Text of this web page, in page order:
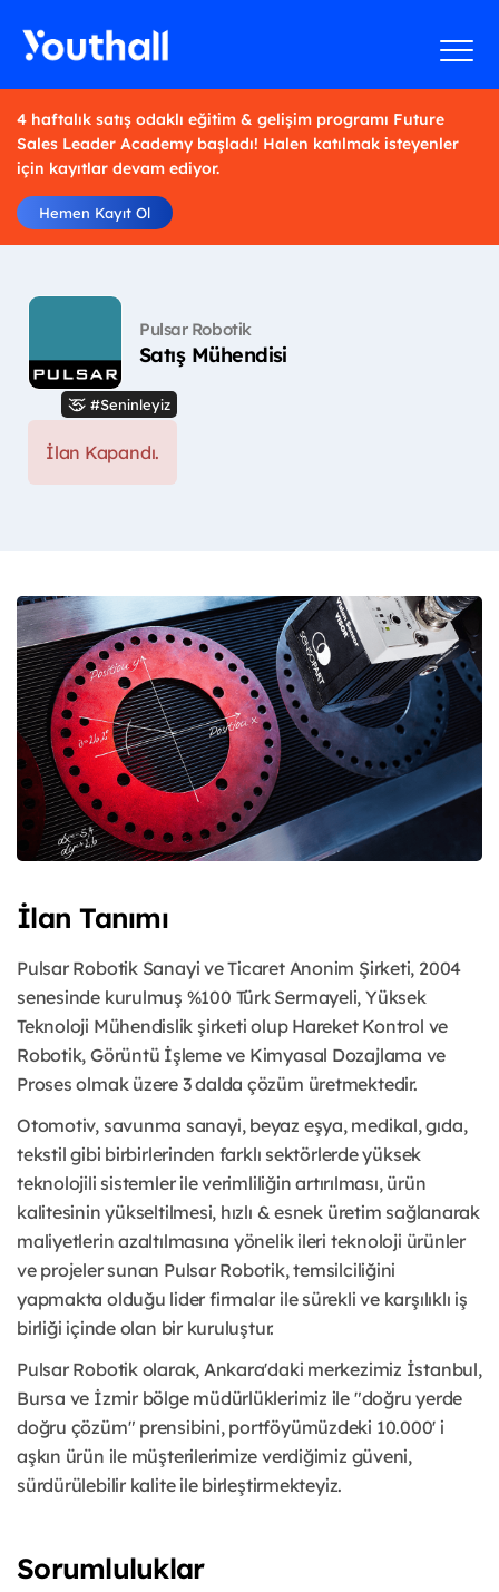
4 haftalık satış odaklı eğitim & gelişim programı Future
Sales Leader Academy başladı! Halen katılmak isteyenler
için kayıtlar devam ediyor.
Hemen Kayıt Ol
Pulsar Robotik
Satış Mühendisi
#Seninleyiz
İlan Kapandı.
İlan Tanımı
Pulsar Robotik Sanayi ve Ticaret Anonim Şirketi, 2004
senesinde kurulmuş %100 Türk Sermayeli, Yüksek
Teknoloji Mühendislik şirketi olup Hareket Kontrol ve
Robotik, Görüntü İşleme ve Kimyasal Dozajlama ve
Proses olmak üzere 3 dalda çözüm üretmektedir.
Otomotiv, savunma sanayi, beyaz eşya, medikal, gıda,
tekstil gibi birbirlerinden farklı sektörlerde yüksek
teknolojili sistemler ile verimliliğin artırılması, ürün
kalitesinin yükseltilmesi, hızlı & esnek üretim sağlanarak
maliyetlerin azaltılmasına yönelik ileri teknoloji ürünler
ve projeler sunan Pulsar Robotik, temsilciliğini
yapmakta olduğu lider firmalar ile sürekli ve karşılıklı iş
birliği içinde olan bir kuruluştur.
Pulsar Robotik olarak, Ankara'daki merkezimiz İstanbul,
Bursa ve İzmir bölge müdürlüklerimiz ile "doğru yerde
doğru çözüm" prensibini, portföyümüzdeki 10.000' i
aşkın ürün ile müşterilerimize verdiğimiz güveni,
sürdürülebilir kalite ile birleştirmekteyiz.
Sorumluluklar